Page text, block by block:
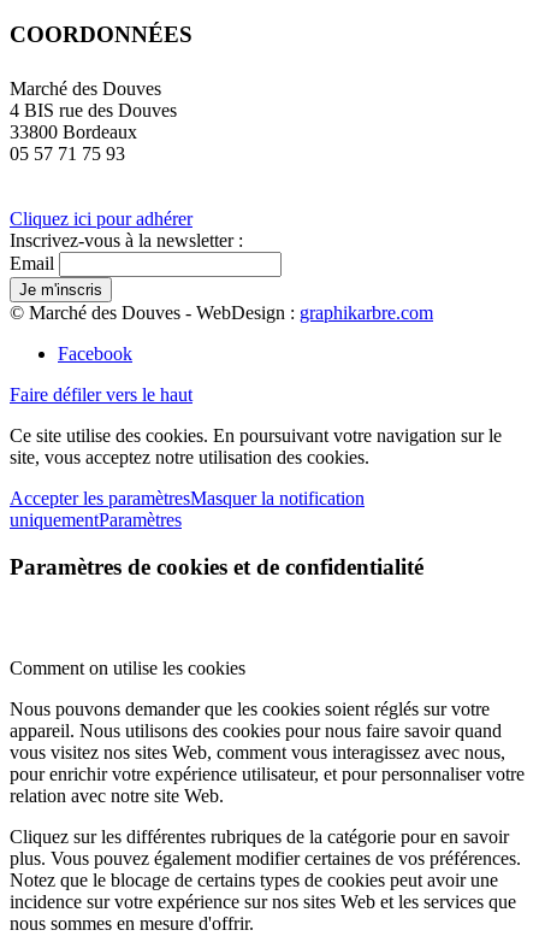
COORDONNÉES
Marché des Douves
4 BIS rue des Douves
33800 Bordeaux
05 57 71 75 93
Cliquez ici pour adhérer
Inscrivez-vous à la newsletter :
Email
© Marché des Douves - WebDesign : graphikarbre.com
Facebook
Faire défiler vers le haut
Ce site utilise des cookies. En poursuivant votre navigation sur le
site, vous acceptez notre utilisation des cookies.
Accepter les paramètresMasquer la notification
uniquementParamètres
Paramètres de cookies et de confidentialité
Comment on utilise les cookies
Nous pouvons demander que les cookies soient réglés sur votre
appareil. Nous utilisons des cookies pour nous faire savoir quand
vous visitez nos sites Web, comment vous interagissez avec nous,
pour enrichir votre expérience utilisateur, et pour personnaliser votre
relation avec notre site Web.
Cliquez sur les différentes rubriques de la catégorie pour en savoir
plus. Vous pouvez également modifier certaines de vos préférences.
Notez que le blocage de certains types de cookies peut avoir une
incidence sur votre expérience sur nos sites Web et les services que
nous sommes en mesure d'offrir.